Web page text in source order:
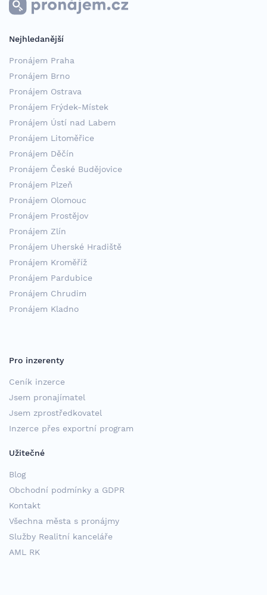
Nejhledanější
Pronájem Praha
Pronájem Brno
Pronájem Ostrava
Pronájem Frýdek-Místek
Pronájem Ústí nad Labem
Pronájem Litoměřice
Pronájem Děčín
Pronájem České Budějovice
Pronájem Plzeň
Pronájem Olomouc
Pronájem Prostějov
Pronájem Zlín
Pronájem Uherské Hradiště
Pronájem Kroměříž
Pronájem Pardubice
Pronájem Chrudim
Pronájem Kladno
Pro inzerenty
Ceník inzerce
Jsem pronajímatel
Jsem zprostředkovatel
Inzerce přes exportní program
Užitečné
Blog
Obchodní podmínky a GDPR
Kontakt
Všechna města s pronájmy
Služby Realitní kanceláře
AML RK